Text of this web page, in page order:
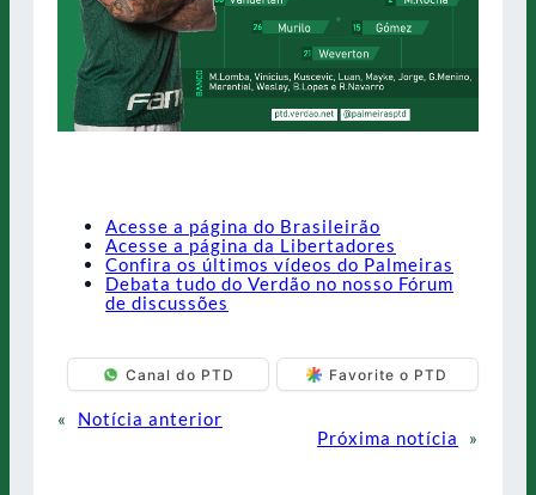
Acesse a página do Brasileirão
Acesse a página da Libertadores
Confira os últimos vídeos do Palmeiras
Debata tudo do Verdão no nosso Fórum
de discussões
Canal do PTD Favorite o PTD
«
Notícia anterior
Próxima notícia
»